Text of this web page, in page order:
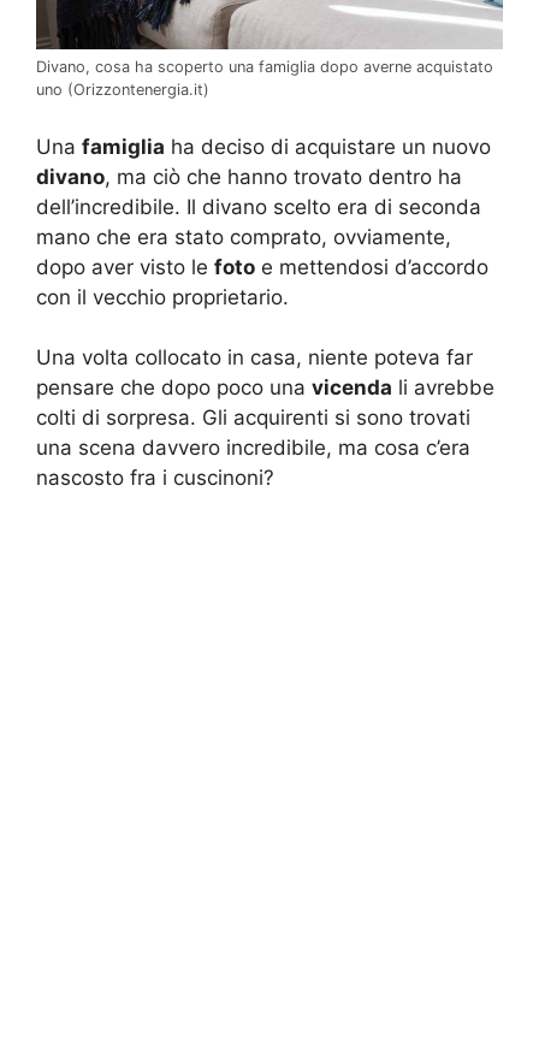
Divano, cosa ha scoperto una famiglia dopo averne acquistato
uno (Orizzontenergia.it)
Una famiglia ha deciso di acquistare un nuovo
divano, ma ciò che hanno trovato dentro ha
dell’incredibile. Il divano scelto era di seconda
mano che era stato comprato, ovviamente,
dopo aver visto le foto e mettendosi d’accordo
con il vecchio proprietario.
Una volta collocato in casa, niente poteva far
pensare che dopo poco una vicenda li avrebbe
colti di sorpresa. Gli acquirenti si sono trovati
una scena davvero incredibile, ma cosa c’era
nascosto fra i cuscinoni?